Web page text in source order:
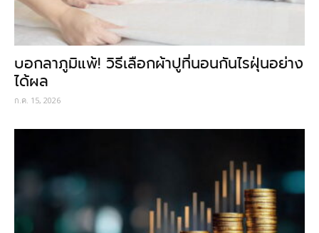
บอกลาภูมิแพ้! วิธีเลือกผ้าปูที่นอนกันไรฝุ่นอย่าง
ได้ผล
ก.ค. 15, 2026